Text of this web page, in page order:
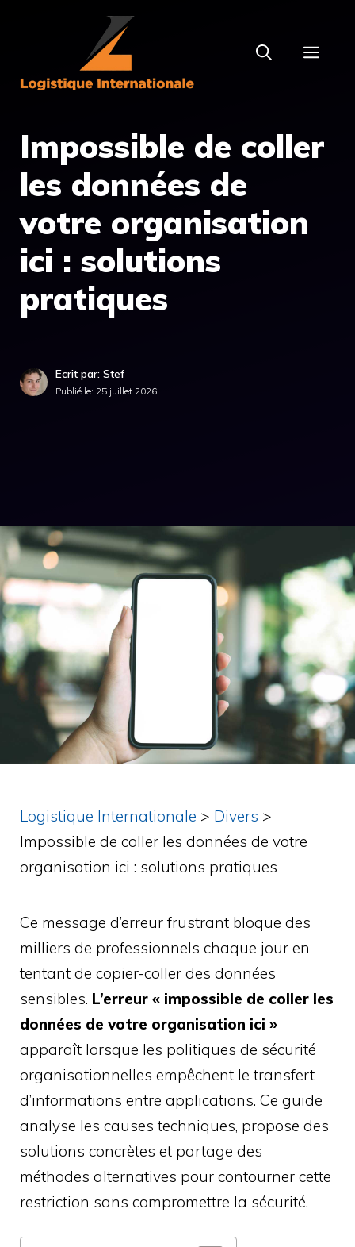
Impossible de coller
les données de
votre organisation
ici : solutions
pratiques
Ecrit par: Stef
Publié le: 25 juillet 2026
Logistique Internationale > Divers >
Impossible de coller les données de votre
organisation ici : solutions pratiques
Ce message d’erreur frustrant bloque des
milliers de professionnels chaque jour en
tentant de copier-coller des données
sensibles. L’erreur « impossible de coller les
données de votre organisation ici »
apparaît lorsque les politiques de sécurité
organisationnelles empêchent le transfert
d’informations entre applications. Ce guide
analyse les causes techniques, propose des
solutions concrètes et partage des
méthodes alternatives pour contourner cette
restriction sans compromettre la sécurité.